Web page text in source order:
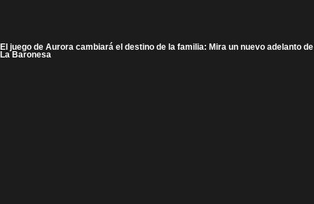
El juego de Aurora cambiará el destino de la familia: Mira un nuevo adelanto de
La Baronesa